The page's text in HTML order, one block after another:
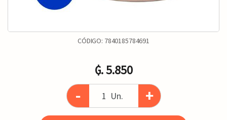
CÓDIGO: 7840185784691
₲. 5.850
- Un. +